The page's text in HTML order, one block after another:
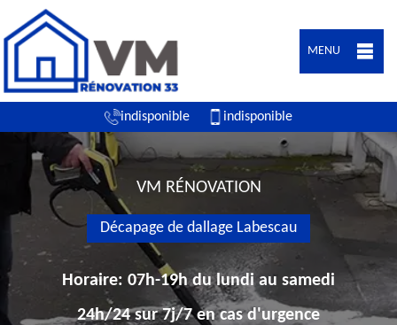
MENU
indisponible indisponible
VM RÉNOVATION
Décapage de dallage Labescau
Horaire: 07h-19h du lundi au samedi
24h/24 sur 7j/7 en cas d'urgence